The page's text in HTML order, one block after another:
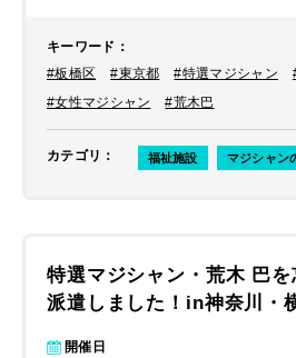
キーワード ：
#板橋区
#東京都 #特選マジシャン
#女性マジシャン
#荒木巴
カテゴリ ： 福祉施設 マジシャン
特選マジシャン・荒木 巴
派遣しました！in神奈川・
開催日